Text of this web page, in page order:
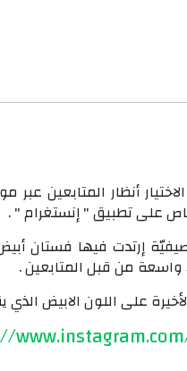
أنظار المتابعين
على تطبيق " إنستغرام " .
إرتدت فيها فستان
واسعة من قبل المتابعين .
على اللون الابيض الذي